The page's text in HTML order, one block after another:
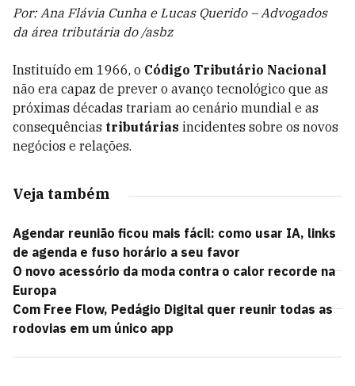
Por: Ana Flávia Cunha e Lucas Querido – Advogados
da área tributária do /asbz
Instituído em 1966, o Código Tributário Nacional
não era capaz de prever o avanço tecnológico que as
próximas décadas trariam ao cenário mundial e as
consequências tributárias incidentes sobre os novos
negócios e relações.
Veja também
Agendar reunião ficou mais fácil: como usar IA, links
de agenda e fuso horário a seu favor
O novo acessório da moda contra o calor recorde na
Europa
Com Free Flow, Pedágio Digital quer reunir todas as
rodovias em um único app